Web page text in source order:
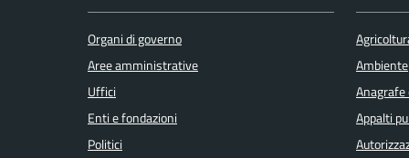
Organi di governo
Aree amministrative
Uffici
Enti e fondazioni
Politici
Ambiente
Appalti